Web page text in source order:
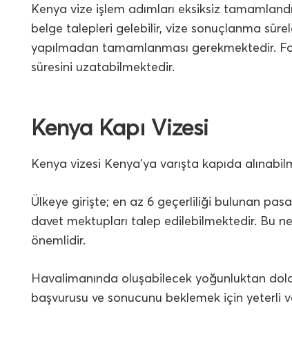
Kenya vize işlem adımları eksiksiz
belge talepleri gelebilir, vize sonuçlanma
yapılmadan tamamlanması gerekmektedir.
süresini uzatabilmektedir.
Kenya Kapı Vizesi
Kenya vizesi Kenya’ya varışta kapıda
Ülkeye girişte; en az 6 geçerliliği bulunan
davet mektupları talep edilebilmektedir. Bu
önemlidir.
Havalimanında oluşabilecek yoğunluktan
başvurusu ve sonucunu beklemek için yeterli